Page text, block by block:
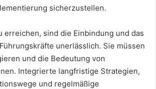
sicherzustellen.
erreichen, sind die Einbindung und das
unerlässlich. Sie müssen
und die Bedeutung von
Integrierte langfristige Strategien,
und regelmäßige